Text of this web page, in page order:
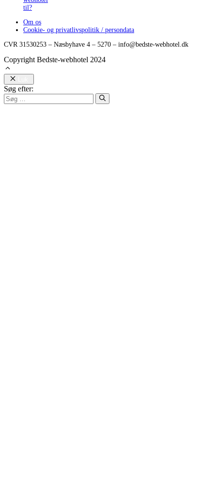
til?
Om os
Cookie- og privatlivspolitik / persondata
CVR 31530253 – Næsbyhave 4 – 5270 – info@bedste-webhotel.dk
Copyright Bedste-webhotel 2024
Søg efter: